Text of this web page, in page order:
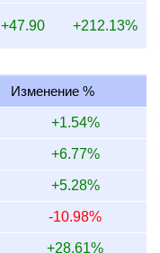
66,636.01 777.25
+47.90 +212.13%
Изменение %
+1.54%
+6.77%
+5.28%
-10.98%
+28.61%